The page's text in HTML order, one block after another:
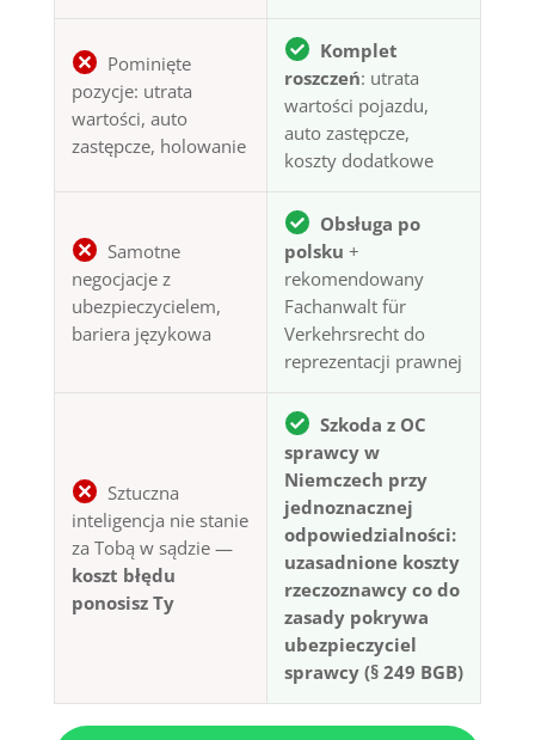
Pominięte
pozycje: utrata
wartości, auto
zastępcze, holowanie
Komplet
roszczeń: utrata
wartości pojazdu,
auto zastępcze,
koszty dodatkowe
Samotne
negocjacje z
ubezpieczycielem,
bariera językowa
Obsługa po
polsku +
rekomendowany
Fachanwalt für
Verkehrsrecht do
reprezentacji prawnej
Sztuczna
inteligencja nie stanie
za Tobą w sądzie —
koszt błędu
ponosisz Ty
Szkoda z OC
sprawcy w
Niemczech przy
jednoznacznej
odpowiedzialności:
uzasadnione koszty
rzeczoznawcy co do
zasady pokrywa
ubezpieczyciel
sprawcy (§ 249 BGB)